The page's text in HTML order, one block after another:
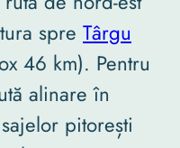
spre Târgu
46 km). Pentru
alinare în
pitorești